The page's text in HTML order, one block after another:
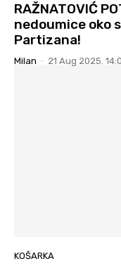
RAŽNATOVIĆ
nedoumice oko
Partizana!
Milan - 21 Aug 2025.
KOŠARKA